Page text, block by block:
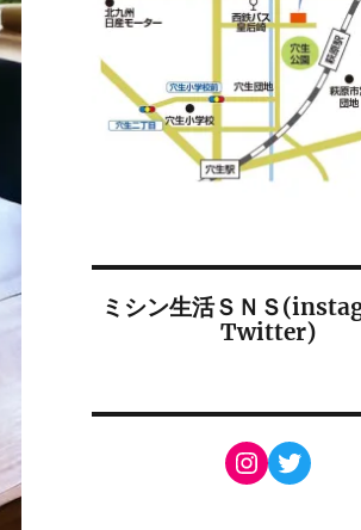
ミシン生活ＳＮＳ
Twitter)
Instagram
Twitter